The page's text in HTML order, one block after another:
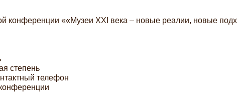
конференции ««Музеи XXI века – новые реалии, новые
степень
телефон